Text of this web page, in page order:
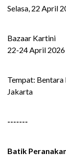
Selasa, 22 April
Bazaar Kartini
22-24 April 2026
Tempat: Bentara
Jakarta
-------
Batik